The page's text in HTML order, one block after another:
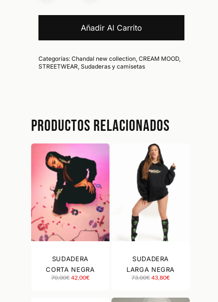
Go To Shop
Añadir Al Carrito
Categorías: Chandal new collection, CREAM MOOD,
STREETWEAR, Sudaderas y camisetas
Productos relacionados
SUDADERA
CORTA NEGRA
70,00€ El precio original era: 70,00€.
42,00€El precio actual es: 42,00€.
SUDADERA
LARGA NEGRA
73,00€ El precio original era: 73,00€.
43,80€El precio actual es: 43,80€.